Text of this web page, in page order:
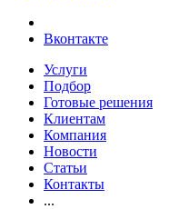
Вконтакте
Услуги
Подбор
Готовые решения
Клиентам
Компания
Новости
Статьи
Контакты
...